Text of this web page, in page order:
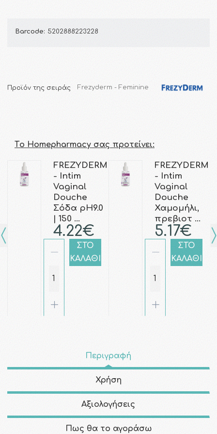
Barcode: 5202888223228
Προϊόν της σειράς Frezyderm - Feminine
Τo Homepharmacy σας προτείνει:
FREZYDERM
- Intim
Vaginal
Douche
Σόδα pH9.0
| 150 …
4.22€
ΣΤΟ
ΚΑΛΑΘΙ
FREZYDERM
- Intim
Vaginal
Douche
Χαμομήλι,
πρεβιοτ …
5.17€
ΣΤΟ
ΚΑΛΑΘΙ
Περιγραφή
Χρήση
Αξιολογήσεις
Πως θα το αγοράσω